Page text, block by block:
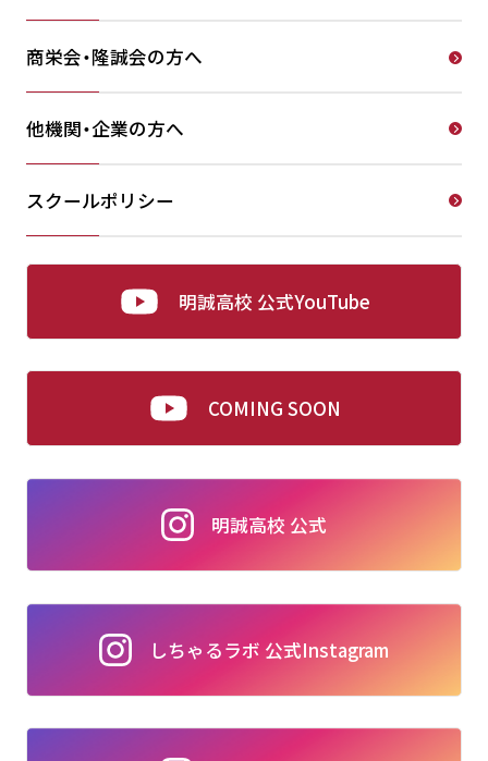
商栄会・隆誠会の方へ
他機関・企業の方へ
スクールポリシー
明誠高校 公式YouTube
COMING SOON
明誠高校 公式
しちゃるラボ 公式Instagram